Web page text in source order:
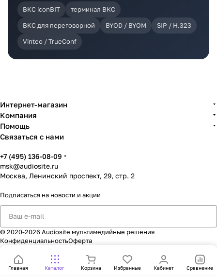
ВКС iconBIT терминал ВКС
ВКС для переговорной BYOD / BYOM SIP / H.323
Vinteo / TrueConf
Интернет-магазин
Компания
Помощь
Связаться с нами
+7 (495) 136-08-09
msk@audiosite.ru
Москва, Ленинский проспект, 29, стр. 2
Подписаться на новости и акции
© 2020-2026 Audiosite мультимедийные решения
КонфиденциальностьОферта
Главная Каталог Корзина Избранные Кабинет Сравнение